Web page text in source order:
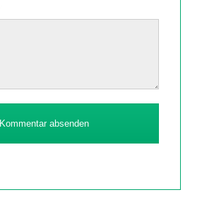
Kommentar absenden